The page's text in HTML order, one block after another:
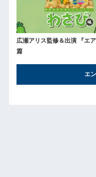
広瀬アリス監修＆出演 『エ
篇
エ